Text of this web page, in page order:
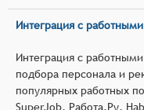
Интеграция с
Интеграция с
подбора персонала и
популярных работных
SuperJob, Работа.Ру,